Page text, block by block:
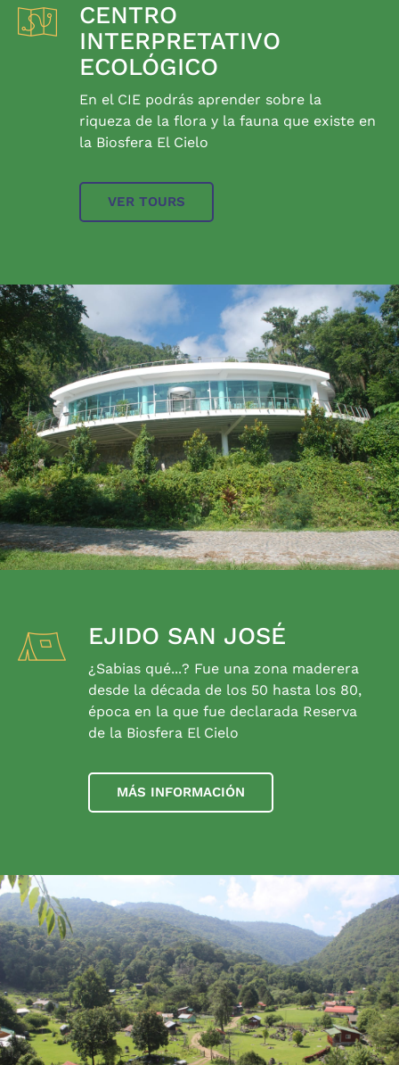
CENTRO
INTERPRETATIVO
ECOLÓGICO
En el CIE podrás aprender sobre la
riqueza de la flora y la fauna que existe en
la Biosfera El Cielo
VER TOURS
EJIDO SAN JOSÉ
¿Sabias qué...? Fue una zona maderera
desde la década de los 50 hasta los 80,
época en la que fue declarada Reserva
de la Biosfera El Cielo
MÁS INFORMACIÓN